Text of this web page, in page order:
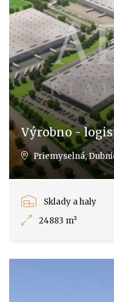
Výrobno -
Priemyselná,
Sklady a haly
24883 m²